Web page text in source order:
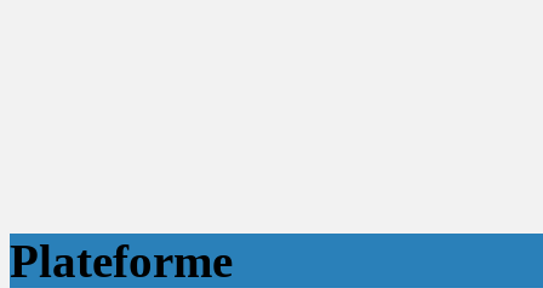
Plateforme